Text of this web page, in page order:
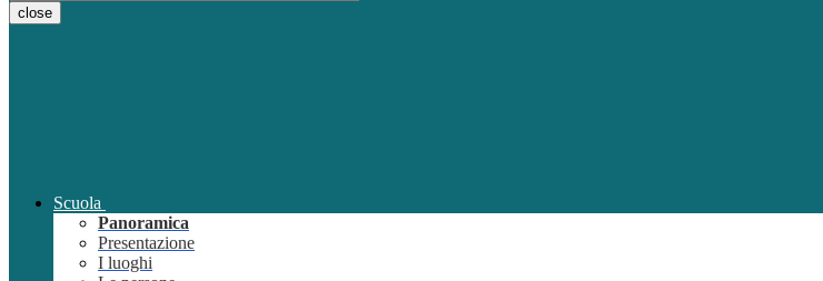
close
Scuola
Panoramica
Presentazione
I luoghi